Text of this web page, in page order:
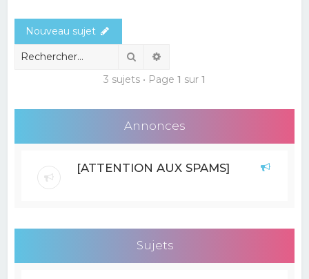
r
Nouveau sujet
Rechercher
3 sujets • Page 1 sur 1
Annonces
[ATTENTION AUX SPAMS]
Sujets